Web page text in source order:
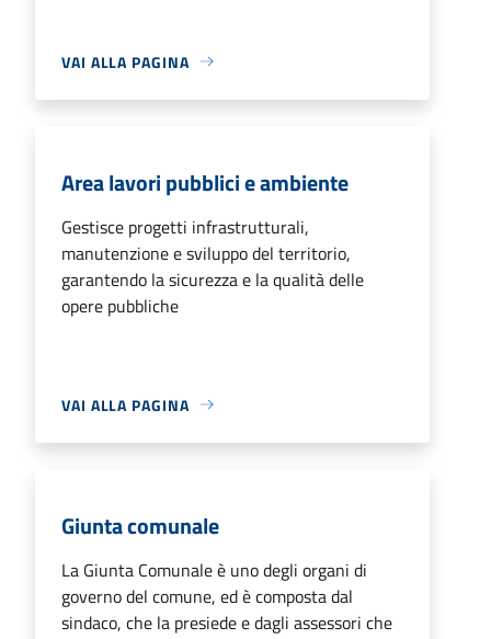
VAI ALLA PAGINA
Area lavori pubblici e ambiente
Gestisce progetti infrastrutturali,
manutenzione e sviluppo del territorio,
garantendo la sicurezza e la qualità delle
opere pubbliche
VAI ALLA PAGINA
Giunta comunale
La Giunta Comunale è uno degli organi di
governo del comune, ed è composta dal
sindaco, che la presiede e dagli assessori che